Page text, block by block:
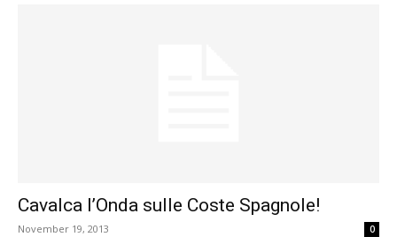
Cavalca l’Onda sulle Coste Spagnole!
November 19, 2013 0